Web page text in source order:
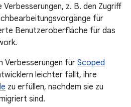
z. B. den Zugriff
für
Benutzeroberfläche für das
Verbesserungen fürScoped
leichter fällt, ihre
zu erfüllen, nachdem sie zu
sind.